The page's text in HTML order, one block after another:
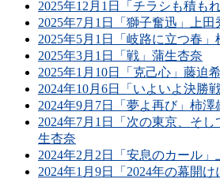
2025年12月1日「チラシも積も
2025年7月1日「獅子奮迅」上田
2025年5月1日「岐路に立つ春」
2025年3月1日「戦」蒲生杏奈
2025年1月10日「克己心」藤迫
2024年10月6日「いよいよ決勝
2024年9月7日「夢よ再び」柿澤
2024年7月1日「次の東京、そ
生杏奈
2024年2月2日「安息のカール」
2024年1月9日「2024年の幕開